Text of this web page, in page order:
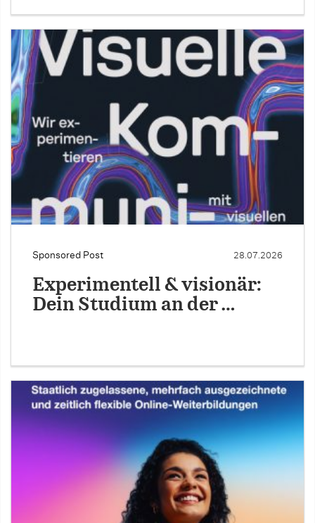
Sponsored Post 28.07.2026
Experimentell & visionär:
Dein Studium an der …